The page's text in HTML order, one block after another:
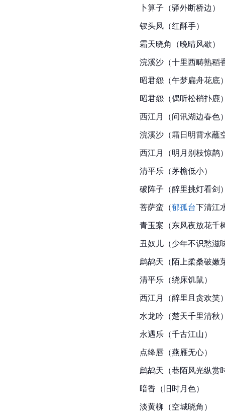
卜算子（驿外断桥边）
钗头凤（红酥手）
霜天晓角（晚晴风歇）
浣溪沙（十里西畴熟稻
昭君怨（午梦扁舟花底
昭君怨（偶听松梢扑鹿
西江月（问讯湖边春色
浣溪沙（霜日明霄水蘸
西江月（明月别枝惊鹊
清平乐（茅檐低小）
破阵子（醉里挑灯看剑
菩萨蛮（郁孤台下清江
青玉案（东风夜放花千
丑奴儿（少年不识愁滋
鹧鸪天（陌上柔桑破嫩
清平乐（绕床饥鼠）
西江月（醉里且贪欢笑
水龙吟（楚天千里清秋
永遇乐（千古江山）
点绛唇（燕雁无心）
鹧鸪天（巷陌风光纵赏
暗香（旧时月色）
淡黄柳（空城晓角）